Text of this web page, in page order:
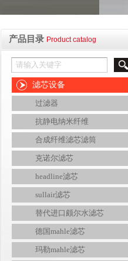
产品目录 Product catalog
滤芯设备
过滤器
抗静电纳米纤维
合成纤维滤芯滤筒
克诺尔滤芯
headline滤芯
sullair滤芯
替代进口颇尔水滤芯
德国mahle滤芯
玛勒mahle滤芯